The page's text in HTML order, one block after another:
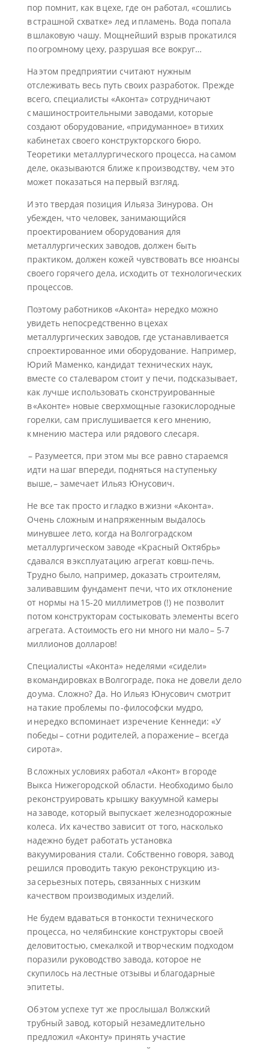
пор помнит, как в цехе, где он работал, «сошлись
в страшной схватке» лед и пламень. Вода попала
в шлаковую чашу. Мощнейший взрыв прокатился
по огромному цеху, разрушая все вокруг…
На этом предприятии считают нужным
отслеживать весь путь своих разработок. Прежде
всего, специалисты «Аконта» сотрудничают
с машиностроительными заводами, которые
создают оборудование, «придуманное» в тихих
кабинетах своего конструкторского бюро.
Теоретики металлургического процесса, на самом
деле, оказываются ближе к производству, чем это
может показаться на первый взгляд.
И это твердая позиция Ильяза Зинурова. Он
убежден, что человек, занимающийся
проектированием оборудования для
металлургических заводов, должен быть
практиком, должен кожей чувствовать все нюансы
своего горячего дела, исходить от технологических
процессов.
Поэтому работников «Аконта» нередко можно
увидеть непосредственно в цехах
металлургических заводов, где устанавливается
спроектированное ими оборудование. Например,
Юрий Маменко, кандидат технических наук,
вместе со сталеваром стоит у печи, подсказывает,
как лучше использовать сконструированные
в «Аконте» новые сверхмощные газокислородные
горелки, сам прислушивается к его мнению,
к мнению мастера или рядового слесаря.
– Разумеется, при этом мы все равно стараемся
идти на шаг впереди, подняться на ступеньку
выше, – замечает Ильяз Юнусович.
Не все так просто и гладко в жизни «Аконта».
Очень сложным и напряженным выдалось
минувшее лето, когда на Волгоградском
металлургическом заводе «Красный Октябрь»
сдавался в эксплуатацию агрегат ковш-печь.
Трудно было, например, доказать строителям,
заливавшим фундамент печи, что их отклонение
от нормы на 15-20 миллиметров (!) не позволит
потом конструкторам состыковать элементы всего
агрегата. А стоимость его ни много ни мало – 5-7
миллионов долларов!
Специалисты «Аконта» неделями «сидели»
в командировках в Волгограде, пока не довели дело
до ума. Сложно? Да. Но Ильяз Юнусович смотрит
на такие проблемы по -философски мудро,
и нередко вспоминает изречение Кеннеди: «У
победы – сотни родителей, а поражение – всегда
сирота».
В сложных условиях работал «Аконт» в городе
Выкса Нижегородской области. Необходимо было
реконструировать крышку вакуумной камеры
на заводе, который выпускает железнодорожные
колеса. Их качество зависит от того, насколько
надежно будет работать установка
вакуумирования стали. Собственно говоря, завод
решился проводить такую реконструкцию из-
за серьезных потерь, связанных с низким
качеством производимых изделий.
Не будем вдаваться в тонкости технического
процесса, но челябинские конструкторы своей
деловитостью, смекалкой и творческим подходом
поразили руководство завода, которое не
скупилось на лестные отзывы и благодарные
эпитеты.
Об этом успехе тут же прослышал Волжский
трубный завод, который незамедлительно
предложил «Аконту» принять участие